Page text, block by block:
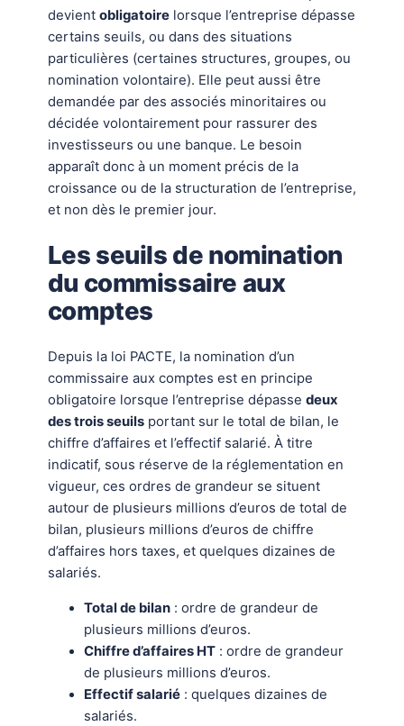
devient obligatoirelorsque l’entreprise dépasse
certains seuils, ou dans des situations
particulières (certaines structures, groupes, ou
nomination volontaire). Elle peut aussi être
demandée par des associés minoritaires ou
décidée volontairement pour rassurer des
investisseurs ou une banque. Le besoin
apparaît donc à un moment précis de la
croissance ou de la structuration de l’entreprise,
et non dès le premier jour.
Les seuils de nomination
du commissaire aux
comptes
Depuis la loi PACTE, la nomination d’un
commissaire aux comptes est en principe
obligatoire lorsque l’entreprise dépasse deux
des trois seuilsportant sur le total de bilan, le
chiffre d’affaires et l’effectif salarié. À titre
indicatif, sous réserve de la réglementation en
vigueur, ces ordres de grandeur se situent
autour de plusieurs millions d’euros de total de
bilan, plusieurs millions d’euros de chiffre
d’affaires hors taxes, et quelques dizaines de
salariés.
Total de bilan: ordre de grandeur de
plusieurs millions d’euros.
Chiffre d’affaires HT: ordre de grandeur
de plusieurs millions d’euros.
Effectif salarié: quelques dizaines de
salariés.